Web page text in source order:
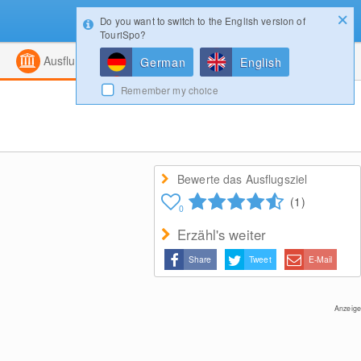
Kombiniert
Ausflugsziele Magazin
Bewerte das Ausflugsziel
0 (1)
Erzähl's weiter
Share Tweet E-Mail
Anzeige
Login
Do you want to switch to the English version of
TouriSpo?
German English
Remember my choice
Konfigurator Gewinnspiele